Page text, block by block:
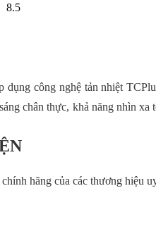
8.5
dụng công nghệ tản nhiệt
chân thực, khả năng nhìn
hãng của các thương hiệu